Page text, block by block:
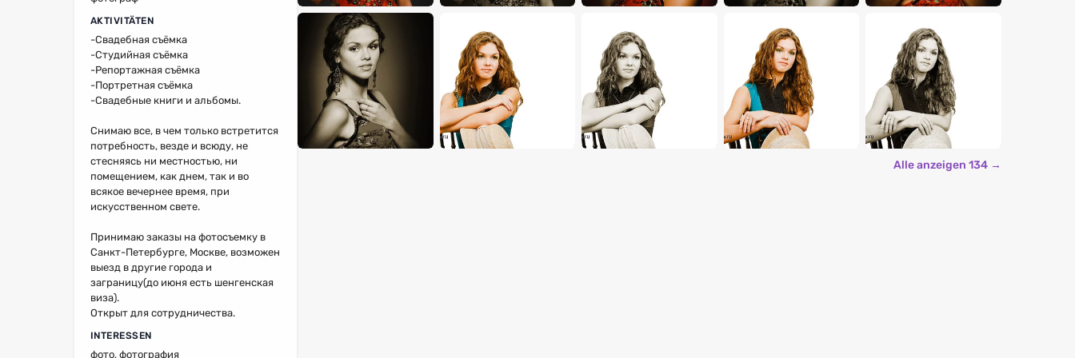
AKTIVITÄTEN
-Свадебная съёмка
-Студийная съёмка
-Репортажная съёмка
-Портретная съёмка
-Свадебные книги и альбомы.
Снимаю все, в чем только встретится
потребность, везде и всюду, не
стесняясь ни местностью, ни
помещением, как днем, так и во
всякое вечернее время, при
искусственном свете.
Принимаю заказы на фотосъемку в
Санкт-Петербурге, Москве, возможен
выезд в другие города и
заграницу(до июня есть шенгенская
виза).
Открыт для сотрудничества.
INTERESSEN
фото, фотография
Alle anzeigen 134 →